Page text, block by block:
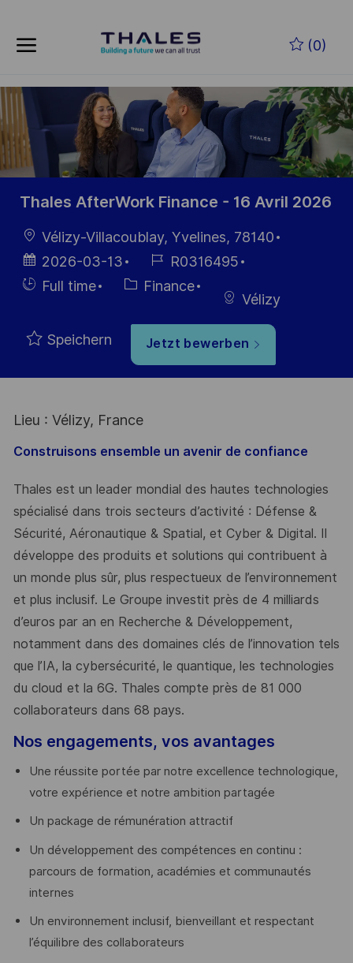
(0)
-
Thales AfterWork Finance - 16 Avril 2026
Ort Vélizy-Villacoublay, Yvelines, 78140
Datum der
Veröffentlichung
2026-03-13
Job-
ID
R0316495
Einstellunngstyp
Full time Kategorie
Finance
Vélizy
Speichern Jetzt bewerben
Lieu : Vélizy, France
Construisons ensemble un avenir de confiance
Thales est un leader mondial des hautes technologies
spécialisé dans trois secteurs d’activité : Défense &
Sécurité, Aéronautique & Spatial, et Cyber & Digital. Il
développe des produits et solutions qui contribuent à
un monde plus sûr, plus respectueux de l’environnement
et plus inclusif. Le Groupe investit près de 4 milliards
d’euros par an en Recherche & Développement,
notamment dans des domaines clés de l’innovation tels
que l’IA, la cybersécurité, le quantique, les technologies
du cloud et la 6G. Thales compte près de 81 000
collaborateurs dans 68 pays.
Nos engagements, vos avantages
Une réussite portée par notre excellence technologique,
votre expérience et notre ambition partagée
Un package de rémunération attractif
Un développement des compétences en continu :
parcours de formation, académies et communautés
internes
Un environnement inclusif, bienveillant et respectant
l’équilibre des collaborateurs